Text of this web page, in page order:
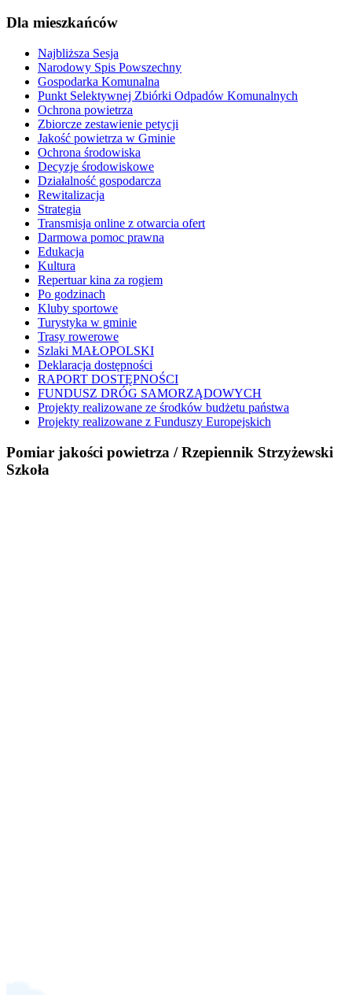
Dla mieszkańców
Najbliższa Sesja
Narodowy Spis Powszechny
Gospodarka Komunalna
Punkt Selektywnej Zbiórki Odpadów Komunalnych
Ochrona powietrza
Zbiorcze zestawienie petycji
Jakość powietrza w Gminie
Ochrona środowiska
Decyzje środowiskowe
Działalność gospodarcza
Rewitalizacja
Strategia
Transmisja online z otwarcia ofert
Darmowa pomoc prawna
Edukacja
Kultura
Repertuar kina za rogiem
Po godzinach
Kluby sportowe
Turystyka w gminie
Trasy rowerowe
Szlaki MAŁOPOLSKI
Deklaracja dostępności
RAPORT DOSTĘPNOŚCI
FUNDUSZ DRÓG SAMORZĄDOWYCH
Projekty realizowane ze środków budżetu państwa
Projekty realizowane z Funduszy Europejskich
Pomiar jakości powietrza / Rzepiennik Strzyżewski
Szkoła